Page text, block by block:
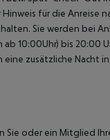
für die Anreise
Sie werden bei
10:00Uhr) bis 20:00
zusätzliche Nacht
oder ein Mitglied